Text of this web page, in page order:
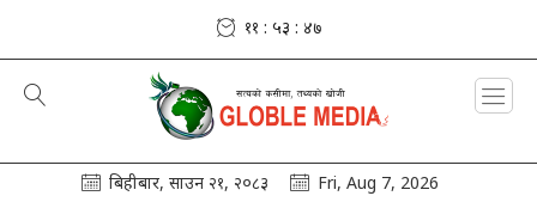
११ : ५३ : ४८
बिहीबार, साउन २१, २०८३ Fri, Aug 7, 2026